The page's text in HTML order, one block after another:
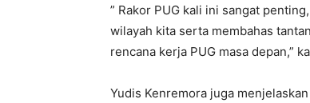
” Rakor PUG kali ini sangat
wilayah kita serta membahas
rencana kerja PUG masa depan,”
Yudis Kenremora juga